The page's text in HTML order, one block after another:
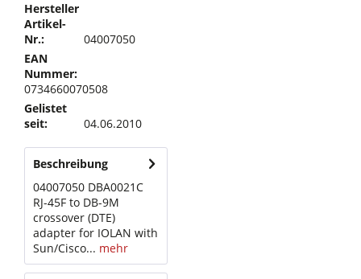
Hersteller
Artikel-
Nr.:
04007050
EAN
Nummer:
0734660070508
Gelistet
seit:
04.06.2010
Beschreibung
04007050 DBA0021C
RJ-45F to DB-9M
crossover (DTE)
adapter for IOLAN with
Sun/Cisco... mehr